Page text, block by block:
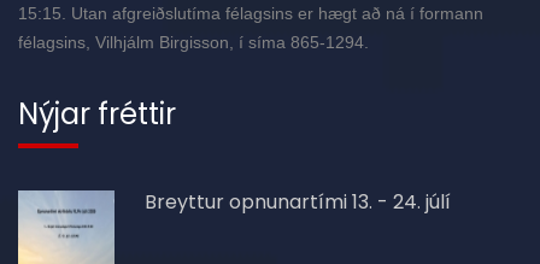
15:15. Utan afgreiðslutíma félagsins er hægt að ná í formann
félagsins, Vilhjálm Birgisson, í síma 865-1294.
Nýjar fréttir
Breyttur opnunartími 13. - 24. júlí